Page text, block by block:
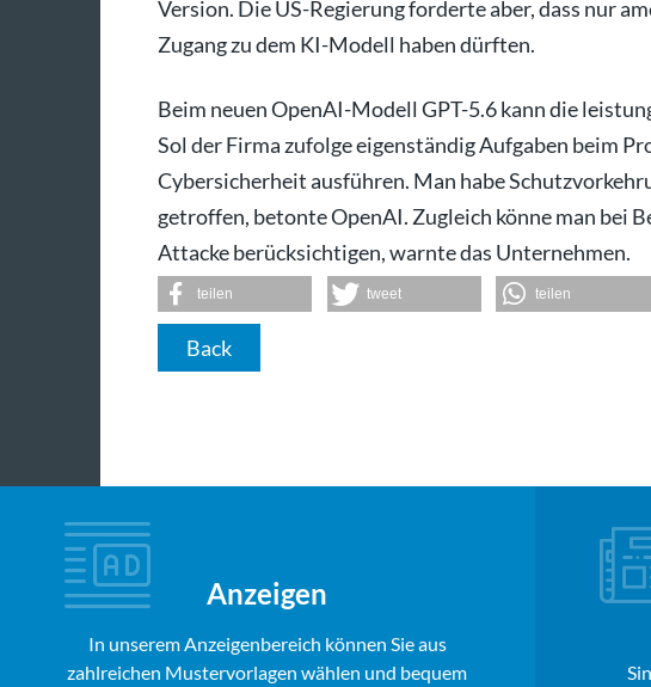
Version. Die US-Regierung forderte aber, dass nur
Zugang zu dem KI-Modell haben dürften.
Beim neuen OpenAI-Modell GPT-5.6 kann die
Sol der Firma zufolge eigenständig Aufgaben beim
Cybersicherheit ausführen. Man habe
getroffen, betonte OpenAI. Zugleich könne man bei
Attacke berücksichtigen, warnte das Unternehmen.
teilen tweet teilen
Back
Anzeigen
In unserem Anzeigenbereich können Sie aus
zahlreichen Mustervorlagen wählen und bequem